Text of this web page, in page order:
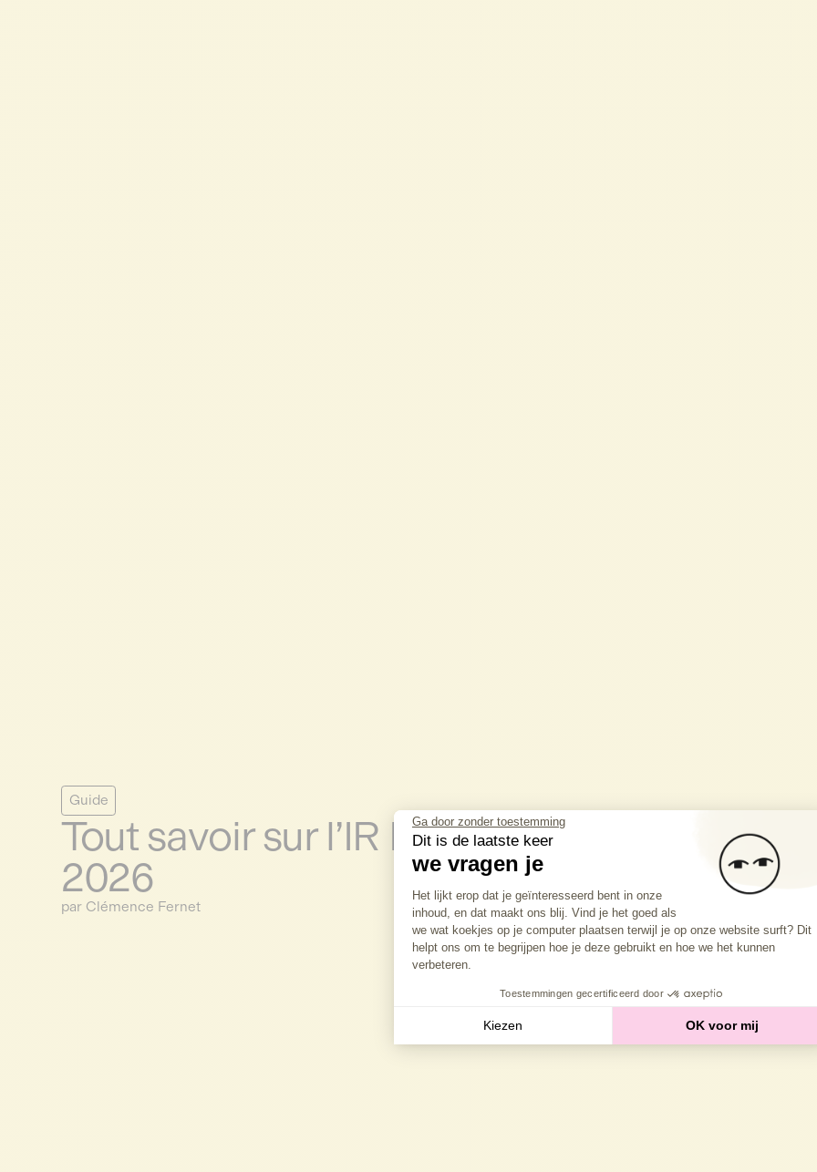
Guide
Tout savoir sur l’IR PME SIEG en
2026
par Clémence Fernet
Ga door zonder toestemming
Dit is de laatste keer
we vragen je
Toestemmingsbeheerplatform:
Het lijkt erop dat je geïnteresseerd bent in onze
inhoud, en dat maakt ons blij. Vind je het goed als
we wat koekjes op je computer plaatsen terwijl je op onze website surft? Dit
helpt ons om te begrijpen hoe je deze gebruikt en hoe we het kunnen
verbeteren.
Toestemmingen gecertificeerd door
Kiezen OK voor mij
Axeptio consent